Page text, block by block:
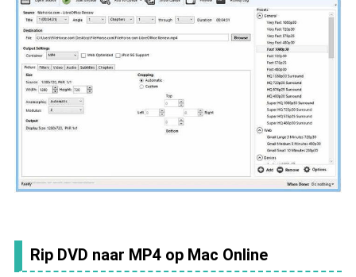
Rip DVD naar MP4 op Mac Online